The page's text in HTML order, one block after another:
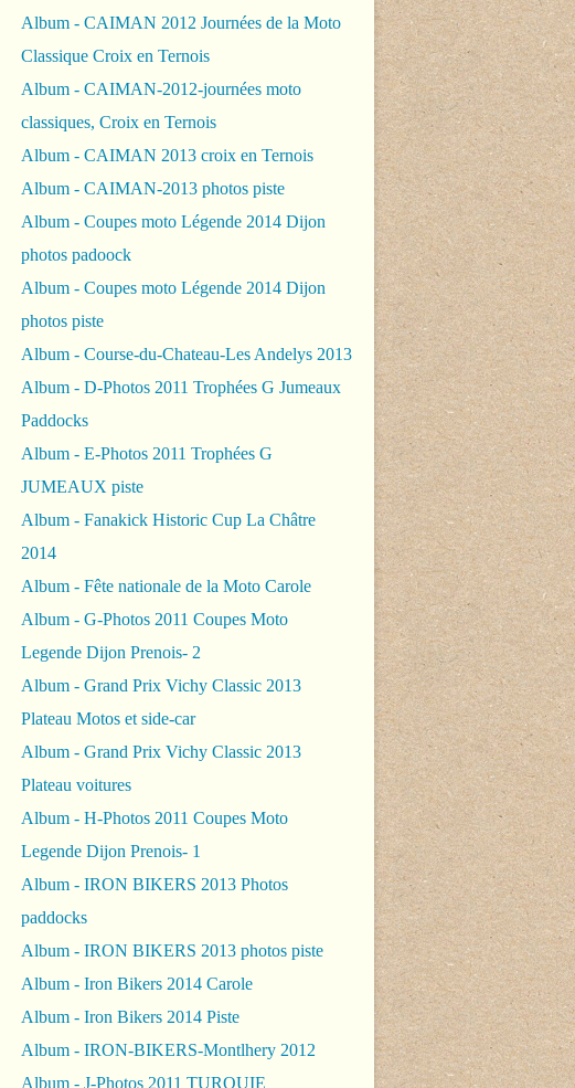
Album - CAIMAN 2012 Journées de la Moto
Classique Croix en Ternois
Album - CAIMAN-2012-journées moto
classiques, Croix en Ternois
Album - CAIMAN 2013 croix en Ternois
Album - CAIMAN-2013 photos piste
Album - Coupes moto Légende 2014 Dijon
photos padoock
Album - Coupes moto Légende 2014 Dijon
photos piste
Album - Course-du-Chateau-Les Andelys 2013
Album - D-Photos 2011 Trophées G Jumeaux
Paddocks
Album - E-Photos 2011 Trophées G
JUMEAUX piste
Album - Fanakick Historic Cup La Châtre
2014
Album - Fête nationale de la Moto Carole
Album - G-Photos 2011 Coupes Moto
Legende Dijon Prenois- 2
Album - Grand Prix Vichy Classic 2013
Plateau Motos et side-car
Album - Grand Prix Vichy Classic 2013
Plateau voitures
Album - H-Photos 2011 Coupes Moto
Legende Dijon Prenois- 1
Album - IRON BIKERS 2013 Photos
paddocks
Album - IRON BIKERS 2013 photos piste
Album - Iron Bikers 2014 Carole
Album - Iron Bikers 2014 Piste
Album - IRON-BIKERS-Montlhery 2012
Album - J-Photos 2011 TURQUIE